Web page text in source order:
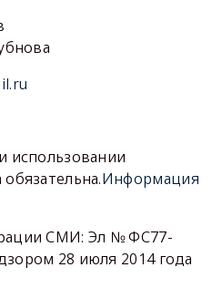
использовании
Информация
СМИ: Эл № ФС77-
28 июля 2014 года